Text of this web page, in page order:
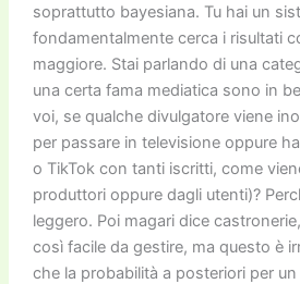
soprattutto bayesiana. Tu hai un
fondamentalmente cerca i risultati
maggiore. Stai parlando di una
una certa fama mediatica sono in
voi, se qualche divulgatore viene
per passare in televisione oppure
o TikTok con tanti iscritti, come
produttori oppure dagli utenti)?
leggero. Poi magari dice
così facile da gestire, ma questo è
che la probabilità a posteriori per